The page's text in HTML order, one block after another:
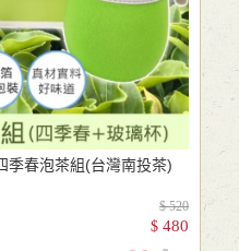
季春泡茶組(台灣南投茶)
$ 520
$ 480